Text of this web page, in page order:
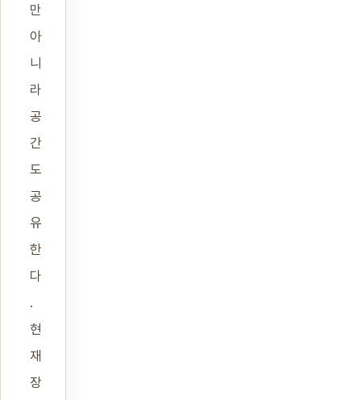
만
아
니
라
공
간
도
공
유
한
다
.
현
재
장